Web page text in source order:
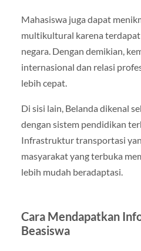
Mahasiswa juga dapat
multikultural karena
negara. Dengan demikian,
internasional dan relasi
lebih cepat.
Di sisi lain, Belanda dikenal
dengan sistem pendidikan
Infrastruktur transportasi
masyarakat yang terbuka
lebih mudah beradaptasi.
Cara Mendapatkan
Beasiswa